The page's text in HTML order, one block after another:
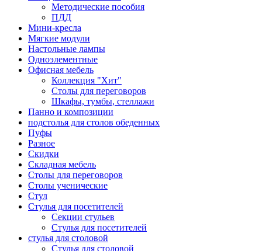
Методические пособия
ПДД
Мини-кресла
Мягкие модули
Настольные лампы
Одноэлементные
Офисная мебель
Коллекция "Хит"
Столы для переговоров
Шкафы, тумбы, стеллажи
Панно и композиции
подстолья для столов обеденных
Пуфы
Разное
Скидки
Складная мебель
Столы для переговоров
Столы ученические
Стул
Стулья для посетителей
Секции стульев
Стулья для посетителей
стулья для столовой
Стулья для столовой